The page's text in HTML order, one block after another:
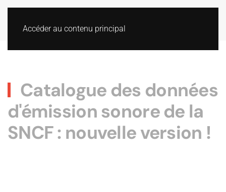
Accéder au contenu principal
Catalogue des données
d'émission sonore de la
SNCF : nouvelle version !